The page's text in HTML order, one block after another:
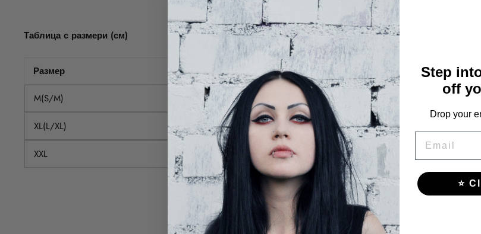
Таблица с размери (см)
Размер Дължина гръб Бюст
M(S/M) 80
XL(L/XL) 30.5 88
XXL 98
Step
off
Drop your
⭐